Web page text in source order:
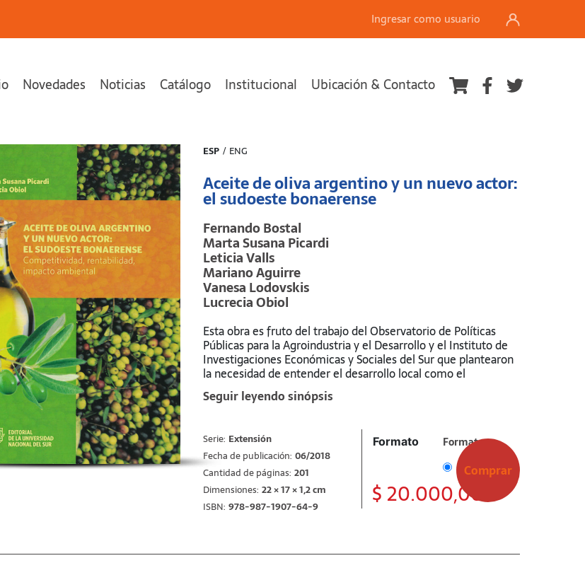
Ingresar como usuario
Novedades Noticias Catálogo Institucional Ubicación & Contacto
se ha añadido a tu carrito. ESP / ENG
Aceite de oliva argentino y un nuevo actor:
el sudoeste bonaerense
Fernando Bostal
Marta Susana Picardi
Leticia Valls
Mariano Aguirre
Vanesa Lodovskis
Lucrecia Obiol
Esta obra es fruto del trabajo del Observatorio de Políticas
Públicas para la Agroindustria y el Desarrollo y el Instituto de
Investigaciones Económicas y Sociales del Sur que plantearon
la necesidad de entender el desarrollo local como el
resultadode la conjunción de una serie de capacidades de los
actores locales en torno a un objetivo común: la
vida en el contexto de la globalización. Identificaron en la
región del sudoeste bonaerense una actividad rural no
tradicional, pero no por ello menos innovadora: la olivicultura.
Seguir leyendo sinópsis
Serie: Extensión
Fecha de publicación: 06/2018
Cantidad de páginas: 201
Dimensiones: 22 × 17 × 1,2 cm
ISBN: 978-987-1907-64-9
Formato
Formato
Impreso
$20.000,00
Comprar